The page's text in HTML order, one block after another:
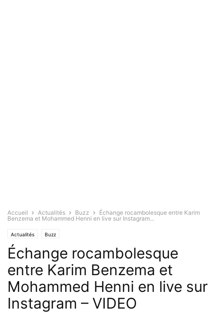
Accueil Actualités Buzz
Échange rocambolesque entre Karim
Benzema et Mohammed Henni en live sur Instagram...
Actualités Buzz
Échange rocambolesque
entre Karim Benzema et
Mohammed Henni en live sur
Instagram – VIDEO